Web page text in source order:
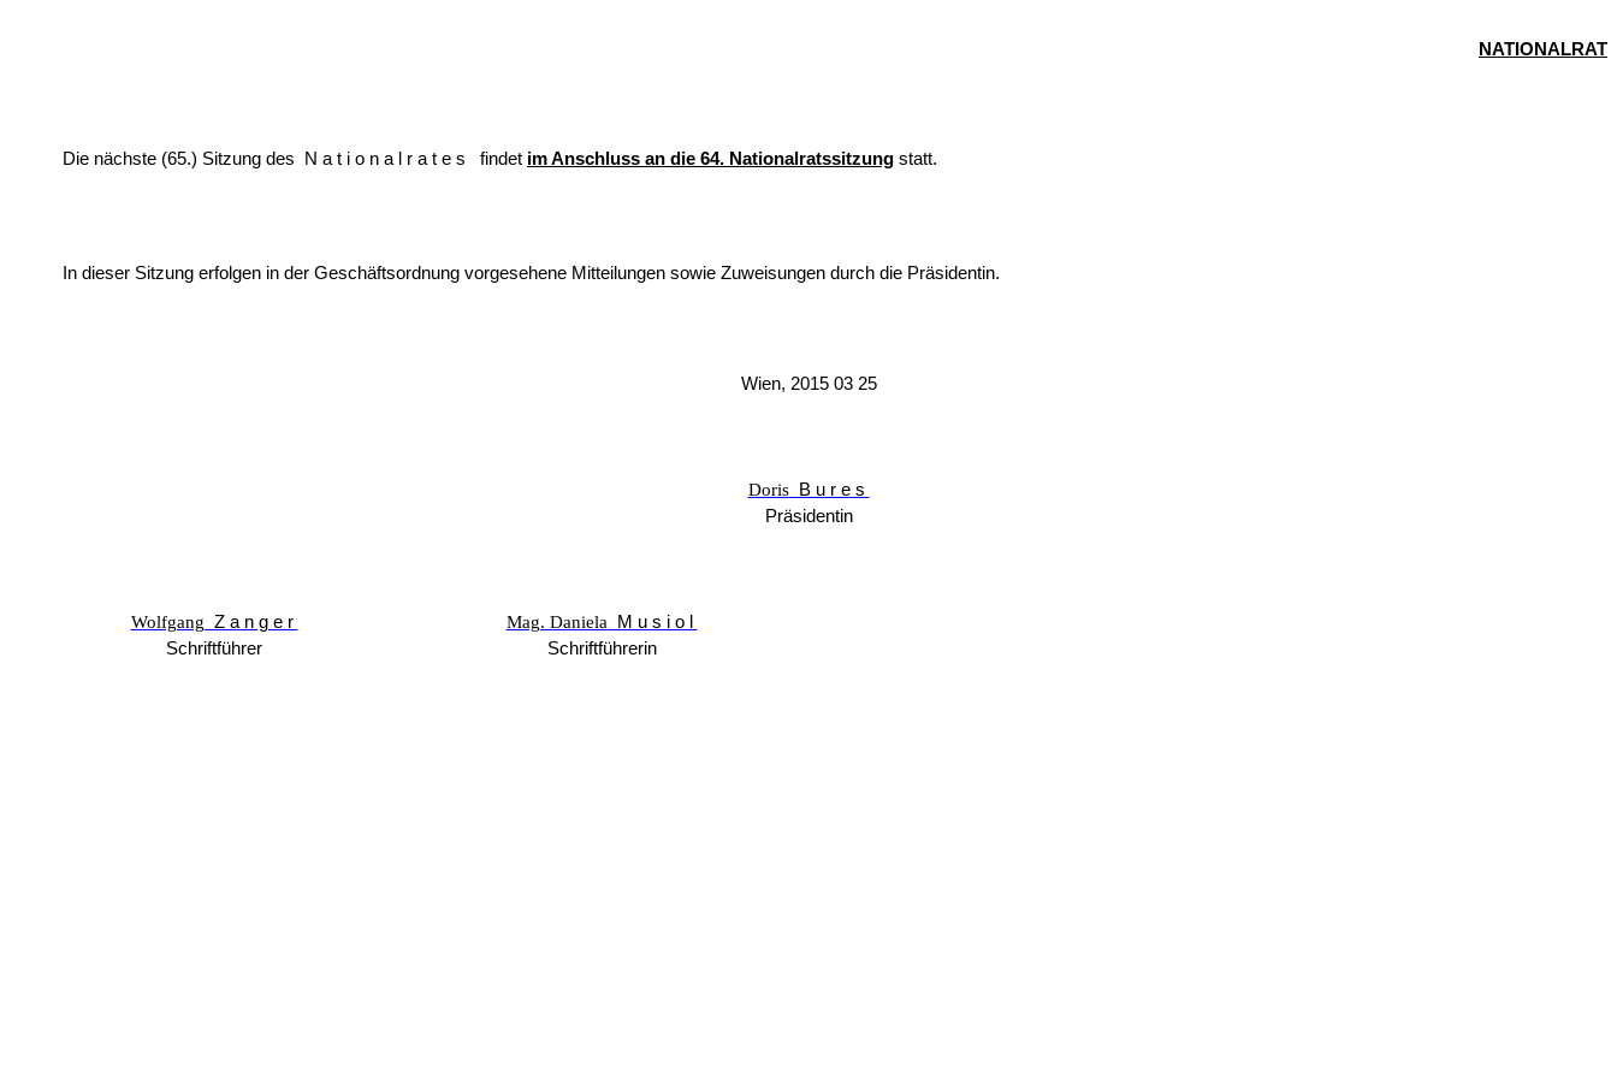
NATIONALRAT
Die nächste (65.) Sitzung des Nationalrates findet im Anschluss an die 64. Nationalratssitzung statt.
In dieser Sitzung erfolgen in der Geschäftsordnung vorgesehene Mitteilungen sowie Zuweisungen durch die Präsidentin.
Wien, 2015 03 25
DorisBures
Präsidentin
Wolfgang Zanger
Schriftführer
Mag. Daniela Musiol
Schriftführerin